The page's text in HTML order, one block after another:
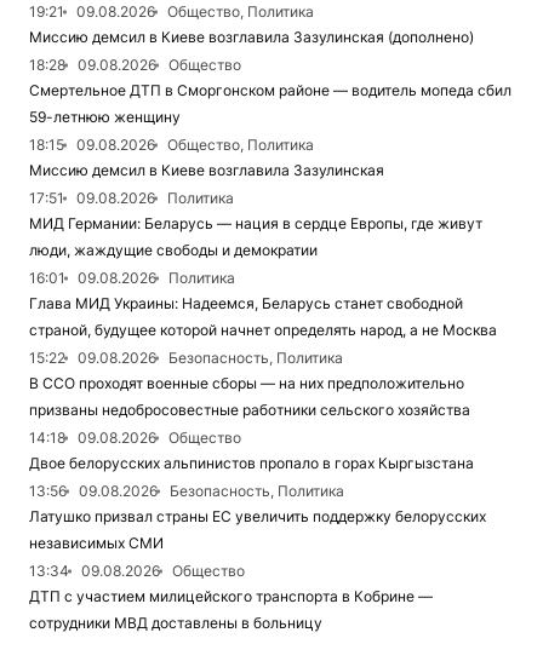
19:21
09.08.2026
Общество, Политика
Миссию демсил в Киеве возглавила Зазулинская (дополнено)
18:28
09.08.2026
Общество
Смертельное ДТП в Сморгонском районе — водитель мопеда сбил
59-летнюю женщину
18:15
09.08.2026
Общество, Политика
Миссию демсил в Киеве возглавила Зазулинская
17:51
09.08.2026
Политика
МИД Германии: Беларусь — нация в сердце Европы, где живут
люди, жаждущие свободы и демократии
16:01
09.08.2026
Политика
Глава МИД Украины: Надеемся, Беларусь станет свободной
страной, будущее которой начнет определять народ, а не Москва
15:22
09.08.2026
Безопасность, Политика
В ССО проходят военные сборы — на них предположительно
призваны недобросовестные работники сельского хозяйства
14:18
09.08.2026
Общество
Двое белорусских альпинистов пропало в горах Кыргызстана
13:56
09.08.2026
Безопасность, Политика
Латушко призвал страны ЕС увеличить поддержку белорусских
независимых СМИ
13:34
09.08.2026
Общество
ДТП с участием милицейского транспорта в Кобрине —
сотрудники МВД доставлены в больницу